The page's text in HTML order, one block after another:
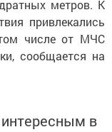
метров. К
привлекались
числе от МЧС
сообщается на
в